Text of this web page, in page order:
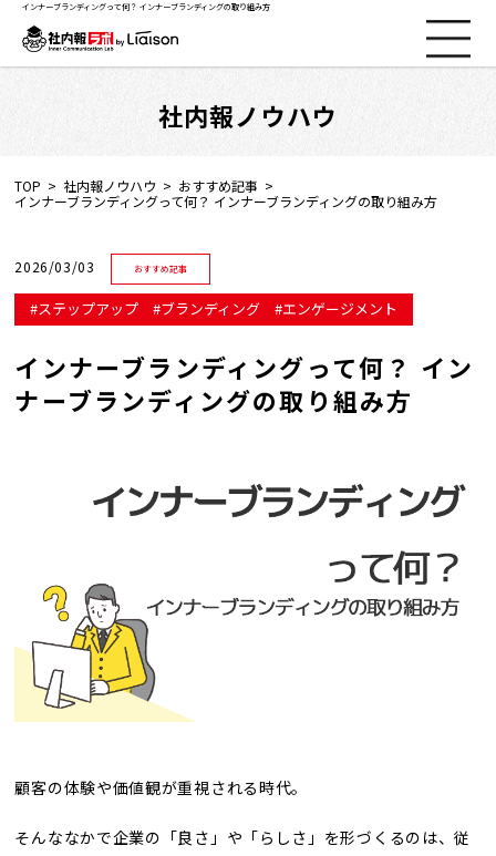
社内報ノウハウ
セミナー情報
Web社内報
資料コーナー
動画コーナー
トレンド用語集
インナーブランディングって何？ インナーブランディングの取り組み方
社内報ノウハウ
TOP 社内報ノウハウ
おすすめ記事
インナーブランディングって何？ インナーブランディングの取り組み方
2026/03/03 おすすめ記事
ステップアップ ブランディング エンゲージメント
インナーブランディングって何？ イン
ナーブランディングの取り組み方
顧客の体験や価値観が重視される時代。
そんななかで企業の「良さ」や「らしさ」を形づくるのは、従